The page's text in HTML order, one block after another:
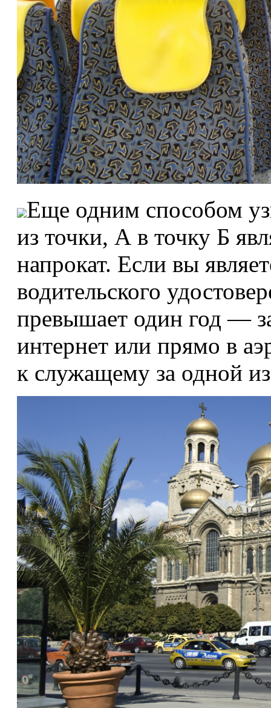
Еще одним способом
из точки, А в точку Б
напрокат. Если вы
водительского
превышает один год —
интернет или прямо в
к служащему за одной